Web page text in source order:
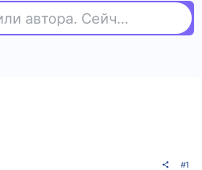
Найдите курс или автора. Сейчас ищут
#1